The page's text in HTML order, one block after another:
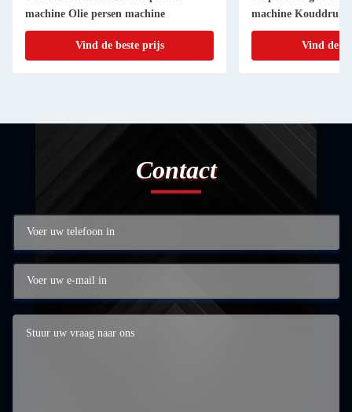
machine Olie persen machine
Vind de beste prijs
machine Kouddruk
molen
Vind de
Contact